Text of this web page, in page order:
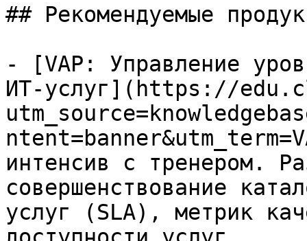
## Рекомендуемые
- [VAP: Управление
ИТ-услуг](https://
интенсив с тренером.
совершенствование
услуг (SLA), метрик